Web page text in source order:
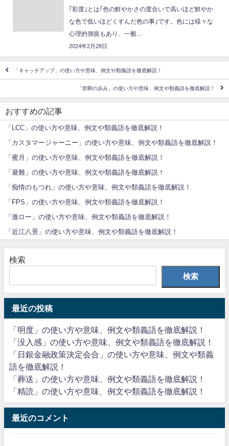
｢彩度｣とは｢色の鮮やかさの度合いで高いほど鮮やか
な色で低いほどくすんだ色の事｣です。色には様々な
心理的側面もあり、一般...
2024年2月28日
「キャッチアップ」の使い方や意味、例文や類義語を徹底解説！
「邯鄲の歩み」の使い方や意味、例文や類義語を徹底解説！
おすすめの記事
「LCC」の使い方や意味、例文や類義語を徹底解説！
「カスタマージャーニー」の使い方や意味、例文や類義語を徹底解説！
「蜜月」の使い方や意味、例文や類義語を徹底解説！
「避難」の使い方や意味、例文や類義語を徹底解説！
「痴情のもつれ」の使い方や意味、例文や類義語を徹底解説！
「FPS」の使い方や意味、例文や類義語を徹底解説！
「激ロー」の使い方や意味、例文や類義語を徹底解説！
「近江八景」の使い方や意味、例文や類義語を徹底解説！
検索
検索
最近の投稿
「明度」の使い方や意味、例文や類義語を徹底解説！
「没入感」の使い方や意味、例文や類義語を徹底解説！
「日銀金融政策決定会合」の使い方や意味、例文や類義
語を徹底解説！
「葬送」の使い方や意味、例文や類義語を徹底解説！
「精読」の使い方や意味、例文や類義語を徹底解説！
最近のコメント